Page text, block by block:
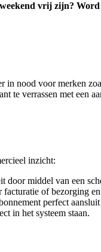
vrij zijn?
in nood voor merken
te verrassen met
inzicht:
door middel van een
of bezorging
perfect
in het systeem staan.